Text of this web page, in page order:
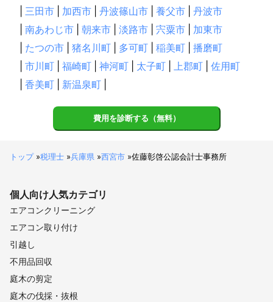
三田市 加西市 丹波篠山市 養父市
丹波市
南あわじ市 朝来市 淡路市 宍粟市
加東市
たつの市 猪名川町 多可町 稲美町
播磨町
市川町 福崎町 神河町 太子町 上郡町
佐用町
香美町 新温泉町
費用を診断する（無料）
トップ»税理士 »兵庫県 »西宮市 »佐藤彰啓公認会計士事務所
個人向け人気カテゴリ
エアコンクリーニング
エアコン取り付け
引越し
不用品回収
庭木の剪定
庭木の伐採・抜根